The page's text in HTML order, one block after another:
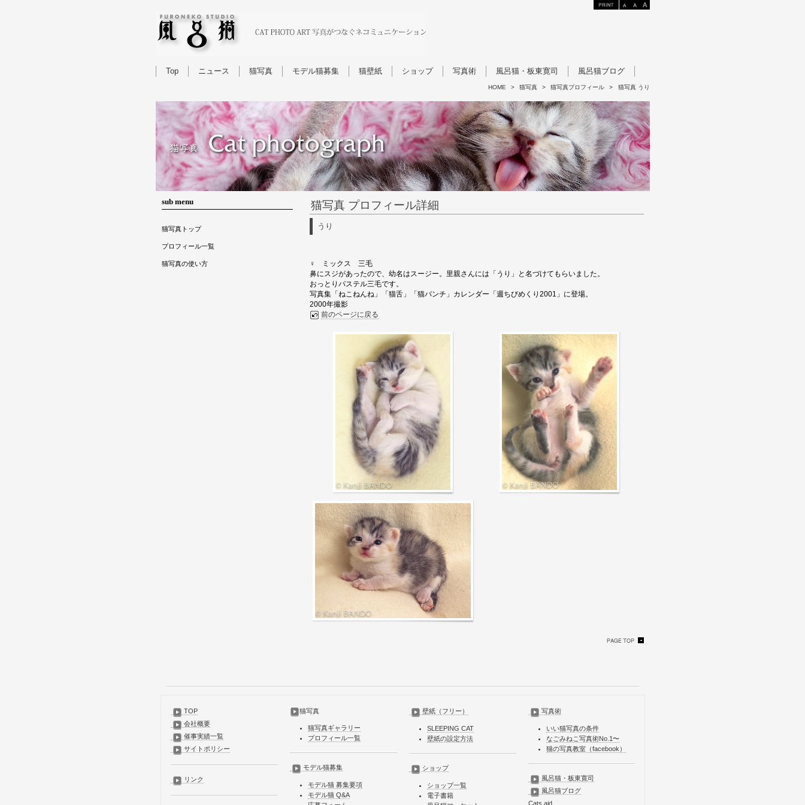
Top ニュース 猫写真 モデル猫募集 猫壁紙 ショップ 写真術 風呂猫・板東寛司 風呂猫ブログ
HOME > 猫写真 > 猫写真プロフィール > 猫写真 うり
猫写真 プロフィール詳細
うり
♀ ミックス 三毛
鼻にスジがあったので、幼名はスージー。里親さんには「うり」と名づけてもらいました。
おっとりパステル三毛です。
写真集「ねこねんね」「猫舌」「猫パンチ」カレンダー「週ちびめくり2001」に登場。
2000年撮影
前のページに戻る
sub menu
猫写真トップ
プロフィール一覧
猫写真の使い方
TOP
会社概要
催事実績一覧
サイトポリシー
リンク
猫写真
猫写真ギャラリー
プロフィール一覧
モデル猫募集
モデル猫 募集要項
モデル猫 Q&A
壁紙（フリー）
SLEEPING CAT
壁紙の設定方法
ショップ
ショップ一覧
電子書籍
写真術
いい猫写真の条件
なごみねこ写真術No.1〜
猫の写真教室（facebook）
風呂猫・板東寛司
風呂猫ブログ
Cats aid